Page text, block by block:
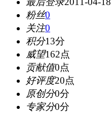
粉丝0
关注0
积分13分
威望162点
贡献值0点
好评度20点
原创分0分
专家分0分